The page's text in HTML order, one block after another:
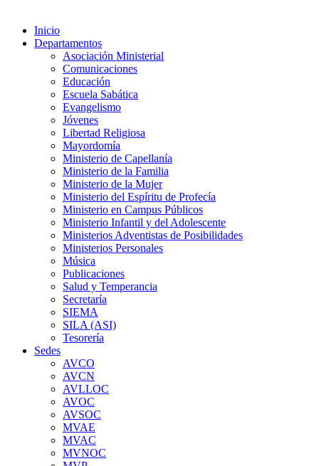
Inicio
Departamentos
Asociación Ministerial
Comunicaciones
Educación
Escuela Sabática
Evangelismo
Jóvenes
Libertad Religiosa
Mayordomía
Ministerio de Capellanía
Ministerio de la Familia
Ministerio de la Mujer
Ministerio del Espíritu de Profecía
Ministerio en Campus Públicos
Ministerio Infantil y del Adolescente
Ministerios Adventistas de Posibilidades
Ministerios Personales
Música
Publicaciones
Salud y Temperancia
Secretaría
SIEMA
SILA (ASI)
Tesorería
Sedes
AVCO
AVCN
AVLLOC
AVOC
AVSOC
MVAE
MVAC
MVNOC